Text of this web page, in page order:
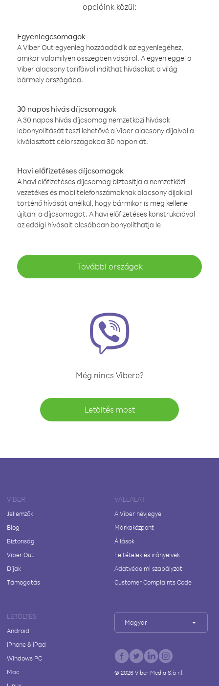
opcióink közül:
Egyenlegcsomagok
A Viber Out egyenleg hozzáadódik az egyenlegéhez,
amikor valamilyen összegben vásárol. A egyenleggel a
Viber alacsony tarifáival indíthat hívásokat a világ
bármely országába.
30 napos hívás díjcsomagok
A 30 napos hívás díjcsomag nemzetközi hívások
lebonyolítását teszi lehetővé a Viber alacsony díjaival a
kiválasztott célországokba 30 napon át.
Havi előfizetéses díjcsomagok
A havi előfizetéses díjcsomag biztosítja a nemzetközi
vezetékes és mobiltelefonszámoknak alacsony díjakkal
történő hívását anélkül, hogy bármikor is meg kellene
újítani a díjcsomagot. A havi előfizetéses konstrukcióval
az eddigi hívásait olcsóbban bonyolíthatja le
További országok
Még nincs Vibere?
Letöltés most
VIBER
Jellemzők
Blog
Biztonság
Viber Out
Díjak
Támogatás
VÁLLALAT
A Viber névjegye
Márkaközpont
Állások
Feltételek és irányelvek
Adatvédelmi szabályzat
Customer Complaints Code
LETÖLTÉS
Android
iPhone & iPad
Windows PC
Mac
Magyar
© 2026Viber Media S.à r.l.